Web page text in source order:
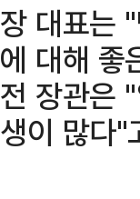
장 대표는
에 대해 좋
전 장관은
생이 많다"